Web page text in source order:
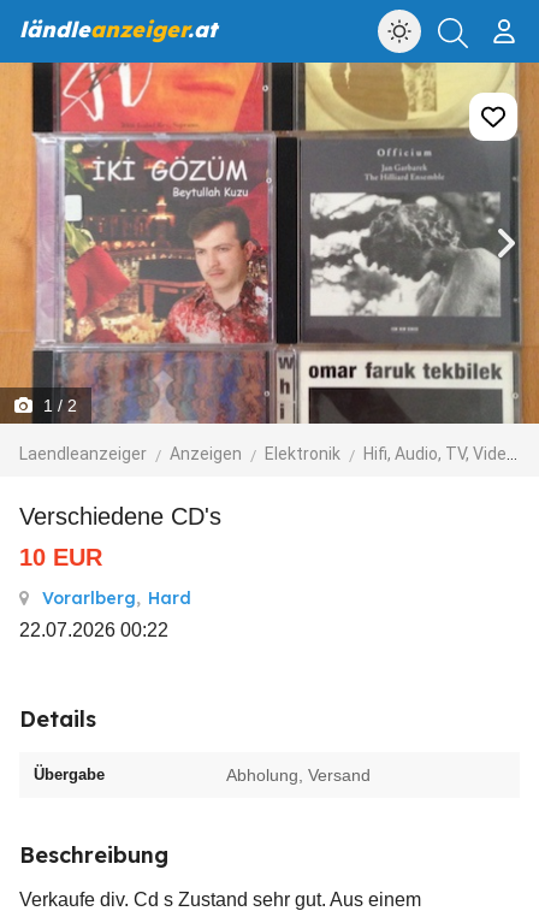
ländleanzeiger.at
1 / 2
Laendleanzeiger Anzeigen Elektronik Hifi, Audio, TV, Video, Foto
Verschiedene CD's
10 EUR
Vorarlberg, Hard
22.07.2026 00:22
Details
Übergabe Abholung, Versand
Beschreibung
Verkaufe div. Cd s Zustand sehr gut. Aus einem